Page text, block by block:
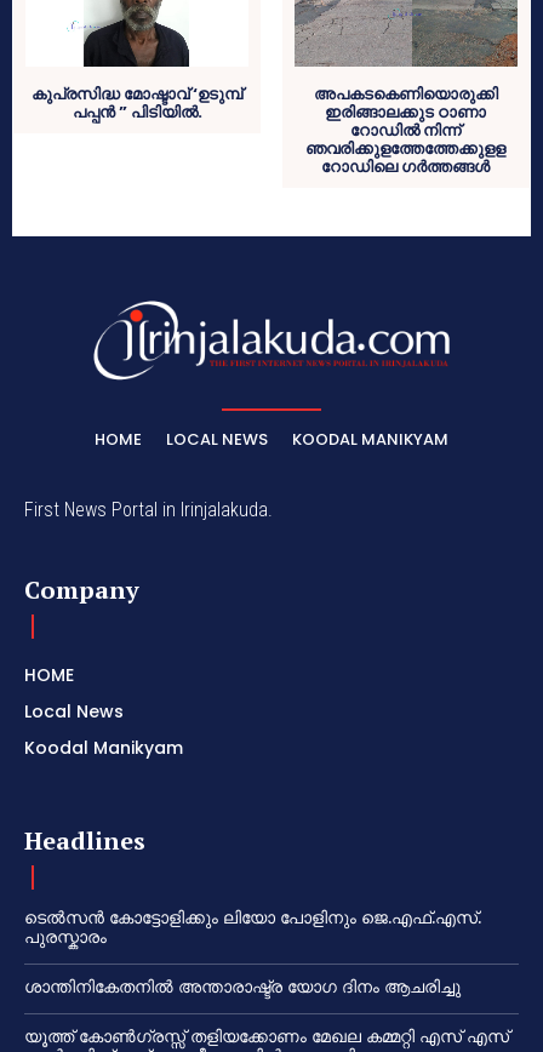
കുപ്രസിദ്ധ മോഷ്ടാവ് ‘ഉടുമ്പ്
പപ്പന്‍ ” പിടിയില്‍.
അപകടകെണിയൊരുക്കി
ഇരിങ്ങാലക്കുട ഠാണാ
റോഡില്‍ നിന്ന്
ഞവരിക്കുളത്തേത്തേക്കുളള
റോഡിലെ ഗര്‍ത്തങ്ങള്‍
HOME LOCAL NEWS KOODAL MANIKYAM
First News Portal in Irinjalakuda.
Company
HOME
Local News
Koodal Manikyam
Headlines
ടെൽസൻ കോട്ടോളിക്കും ലിയോ പോളിനും ജെ.എഫ്.എസ്.
പുരസ്കാരം
ശാന്തിനികേതനിൽ അന്താരാഷ്ട്ര യോഗ ദിനം ആചരിച്ചു
യൂത്ത് കോൺഗ്രസ്സ് തളിയക്കോണം മേഖല കമ്മറ്റി എസ് എസ്